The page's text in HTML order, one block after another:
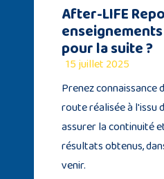
After-LIFE
pour la suite ?
15 juillet 2025
Prenez connaissance
route réalisée à l'issu
assurer la continuité
résultats obtenus,
venir.